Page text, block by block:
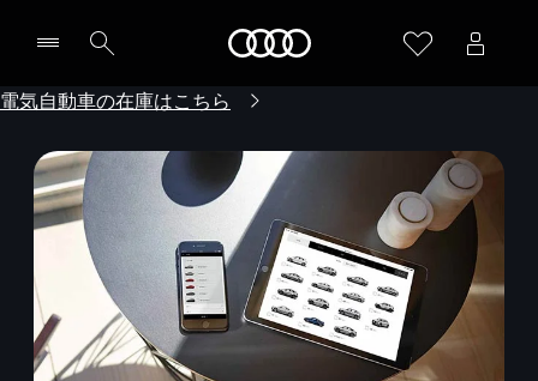
電気自動車の在庫はこちら